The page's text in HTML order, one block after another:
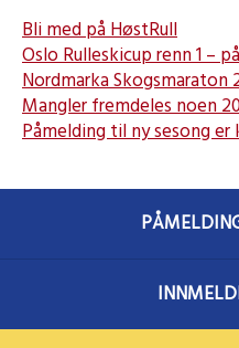
Bli med på HøstRull
Oslo Rulleskicup renn 1 –
Nordmarka Skogsmaraton
Mangler fremdeles noen
Påmelding til ny sesong er